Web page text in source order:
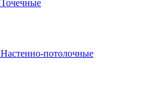
Точечные
Настенно-потолочные